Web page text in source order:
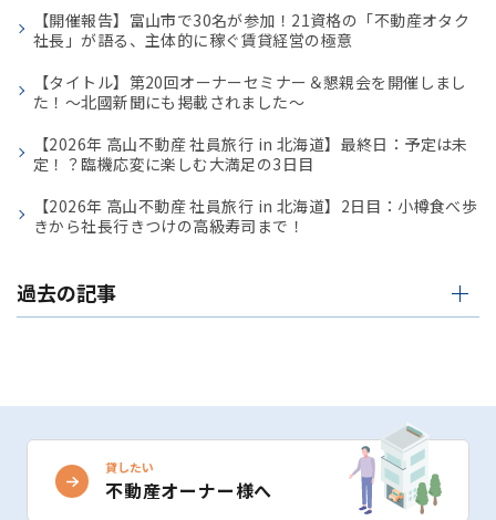
【開催報告】富山市で30名が参加！21資格の「不動産オタク
社長」が語る、主体的に稼ぐ賃貸経営の極意
【タイトル】第20回オーナーセミナー＆懇親会を開催しまし
た！〜北國新聞にも掲載されました〜
【2026年 高山不動産 社員旅行 in 北海道】最終日：予定は未
定！？臨機応変に楽しむ大満足の3日目
【2026年 高山不動産 社員旅行 in 北海道】2日目：小樽食べ歩
きから社長行きつけの高級寿司まで！
過去の記事
貸したい
不動産オーナー様へ